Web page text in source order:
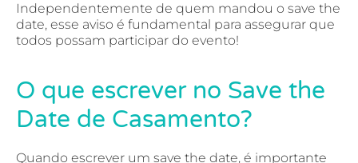
Independentemente de quem mandou o save the
date, esse aviso é fundamental para assegurar que
todos possam participar do evento!
O que escrever no Save the
Date de Casamento?
Quando escrever um save the date, é importante